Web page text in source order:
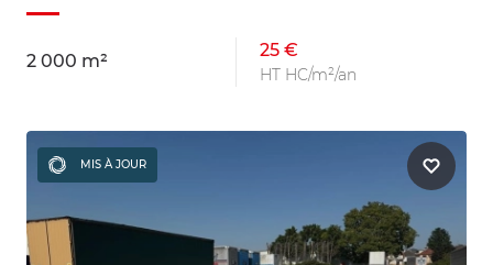
2 000 m²
25 €
HT HC/m²/an
MIS À JOUR